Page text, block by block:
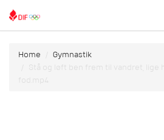
Home
Gymnastik
Stå og løft ben frem til vandret,
fod.mp4